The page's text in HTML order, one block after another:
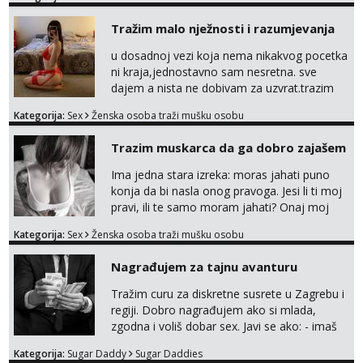
Tražim malo nježnosti i razumjevanja
u dosadnoj vezi koja nema nikakvog pocetka
ni kraja,jednostavno sam nesretna. sve
dajem a nista ne dobivam za uzvrat.trazim
trazim puno samo malo njeznosti i
poljupce po tijelu koji me jako
pale,obozavam kad muskarac preuzme
kontrolu . javi se :) Klikni na link ispod i nadji
me tamo, cekam te!
Kategorija: Sex Ženska osoba traži mušku osobu
Trazim muskarca da ga dobro zajašem
Ima jedna stara izreka: moras jahati puno
konja da bi nasla onog pravoga. Jesi li ti moj
pravi, ili te samo moram jahati? Onaj moj
na sexdater link i javi mi se tamo....
Kategorija: Sex Ženska osoba traži mušku osobu
Nagrađujem za tajnu avanturu
Tražim curu za diskretne susrete u Zagrebu i
regiji. Dobro nagrađujem ako si mlada,
zgodna i voliš dobar sex. Javi se ako: - imaš
kosu - se dobro ljubiš - si fleksibilna s
Kategorija: Sugar Daddy Sugar Daddies